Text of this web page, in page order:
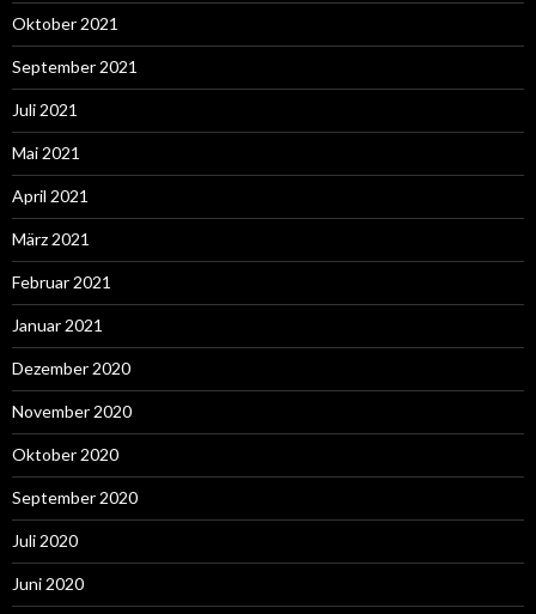
Oktober 2021
September 2021
Juli 2021
Mai 2021
April 2021
März 2021
Februar 2021
Januar 2021
Dezember 2020
November 2020
Oktober 2020
September 2020
Juli 2020
Juni 2020